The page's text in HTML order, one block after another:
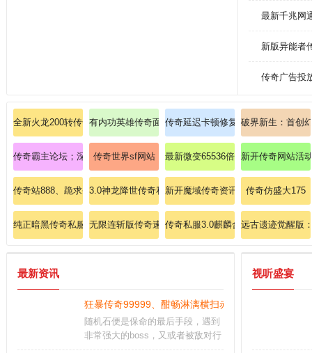
最新千兆网
新版异能者
传奇广告投
全新火龙200转传奇降临，震撼爆出法神手镯！
有内功英雄传奇面对面带网友操练道士飓风破。
传奇延迟卡顿修复法师雷电术异常全
破界新生：首创
传奇霸主论坛；深夜爆出传送戒指激动到失眠！
传奇世界sf网站 最新微变65536倍爆率传奇：震撼开
新开传奇网站活
传奇站888、跪求圣战戒指(战)？3.0神龙降世传奇私服：龙魂觉醒，再创不朽神话！
新开魔域传奇资讯网揭秘:复古魔域
传奇仿盛大175
纯正暗黑传奇私服：暗黑风格，经典传奇，征战暗黑大陆！
无限连斩版传奇速成战士英雄开天斩？
传奇私服3.0麒麟合击：激战3.0麒
远古遗迹觉醒版
最新资讯
狂暴传奇99999、酣畅淋漓横扫赤月峡谷606！
随机石便是保命的最后手段，遇到
非常强大的boss，又或者被敌对行
视听盛宴